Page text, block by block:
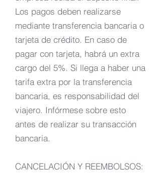
Los pagos deben realizarse
mediante transferencia bancaria o
tarjeta de crédito. En caso de
pagar con tarjeta, habrá un extra
cargo del 5%. Si llega a haber una
tarifa extra por la transferencia
bancaria, es responsabilidad del
viajero. Infórmese sobre esto
antes de realizar su transacción
bancaria.
CANCELACIÓN Y REEMBOLSOS: